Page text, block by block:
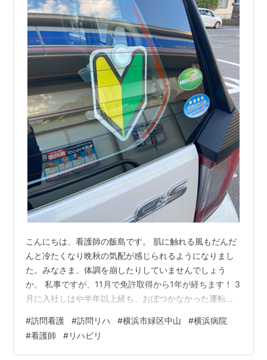
こんにちは、看護師の飯島です。 肌に触れる風もだんだ
んと冷たくなり晩秋の気配が感じられるようになりまし
た。みなさま、体調を崩したりしていませんでしょう
か。 私事ですが、11月で免許取得から1年が経ちます！ 3
月に入社しはや半年以上経ち、おぼつかなかった運転も
んのその(*^^*)です！笑 きっと、訪問看護・訪問リハに
興味はあるけど運転がネックで入社を諦めている方もい
るのでは？ 元気訪問看護リハステーションには私と同じ
#訪問看護 #訪問リハ #横浜市緑区中山 #横浜病院
#看護師 #リハビリ